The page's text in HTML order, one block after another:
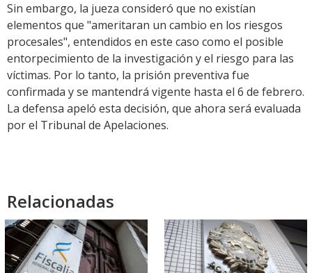
Sin embargo, la jueza consideró que no existían
elementos que "ameritaran un cambio en los riesgos
procesales", entendidos en este caso como el posible
entorpecimiento de la investigación y el riesgo para las
víctimas. Por lo tanto, la prisión preventiva fue
confirmada y se mantendrá vigente hasta el 6 de febrero.
La defensa apeló esta decisión, que ahora será evaluada
por el Tribunal de Apelaciones.
Relacionadas